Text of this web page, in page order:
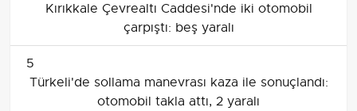
Kırıkkale Çevrealtı Caddesi'nde iki otomobil
çarpıştı: beş yaralı
5
Türkeli'de sollama manevrası kaza ile sonuçlandı:
otomobil takla attı, 2 yaralı